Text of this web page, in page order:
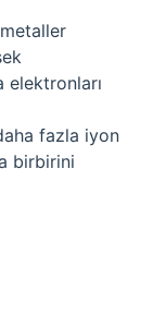
fazla iyon
birbirini